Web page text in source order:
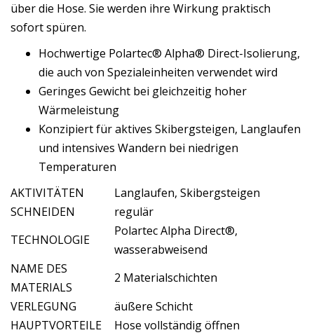
über die Hose. Sie werden ihre Wirkung praktisch
sofort spüren.
Hochwertige Polartec® Alpha® Direct-Isolierung,
die auch von Spezialeinheiten verwendet wird
Geringes Gewicht bei gleichzeitig hoher
Wärmeleistung
Konzipiert für aktives Skibergsteigen, Langlaufen
und intensives Wandern bei niedrigen
Temperaturen
AKTIVITÄTEN
Langlaufen, Skibergsteigen
SCHNEIDEN
regulär
TECHNOLOGIE
Polartec Alpha Direct®,
wasserabweisend
NAME DES
MATERIALS
2 Materialschichten
VERLEGUNG
äußere Schicht
HAUPTVORTEILE
Hose vollständig öffnen